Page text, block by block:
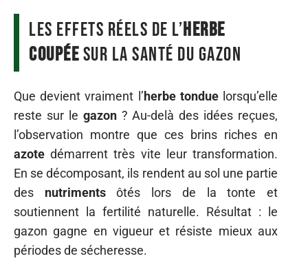
Les effets réels de l’herbe
coupéesur la santé du gazon
Que devient vraiment l’herbe tonduelorsqu’elle
reste sur le gazon? Au-delà des idées reçues,
l’observation montre que ces brins riches en
azote démarrent très vite leur transformation.
En se décomposant, ils rendent au sol une partie
des nutrimentsôtés lors de la tonte et
soutiennent la fertilité naturelle. Résultat : le
gazon gagne en vigueur et résiste mieux aux
périodes de sécheresse.